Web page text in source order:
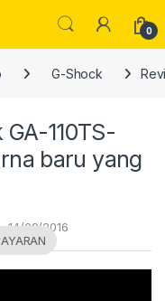
0
G-Shock
110TS-
baru yang
14/09/2016